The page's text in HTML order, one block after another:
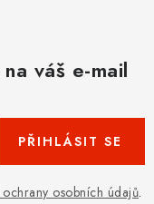
váš e-mail
osobních údajů.
PŘIHLÁSIT SE